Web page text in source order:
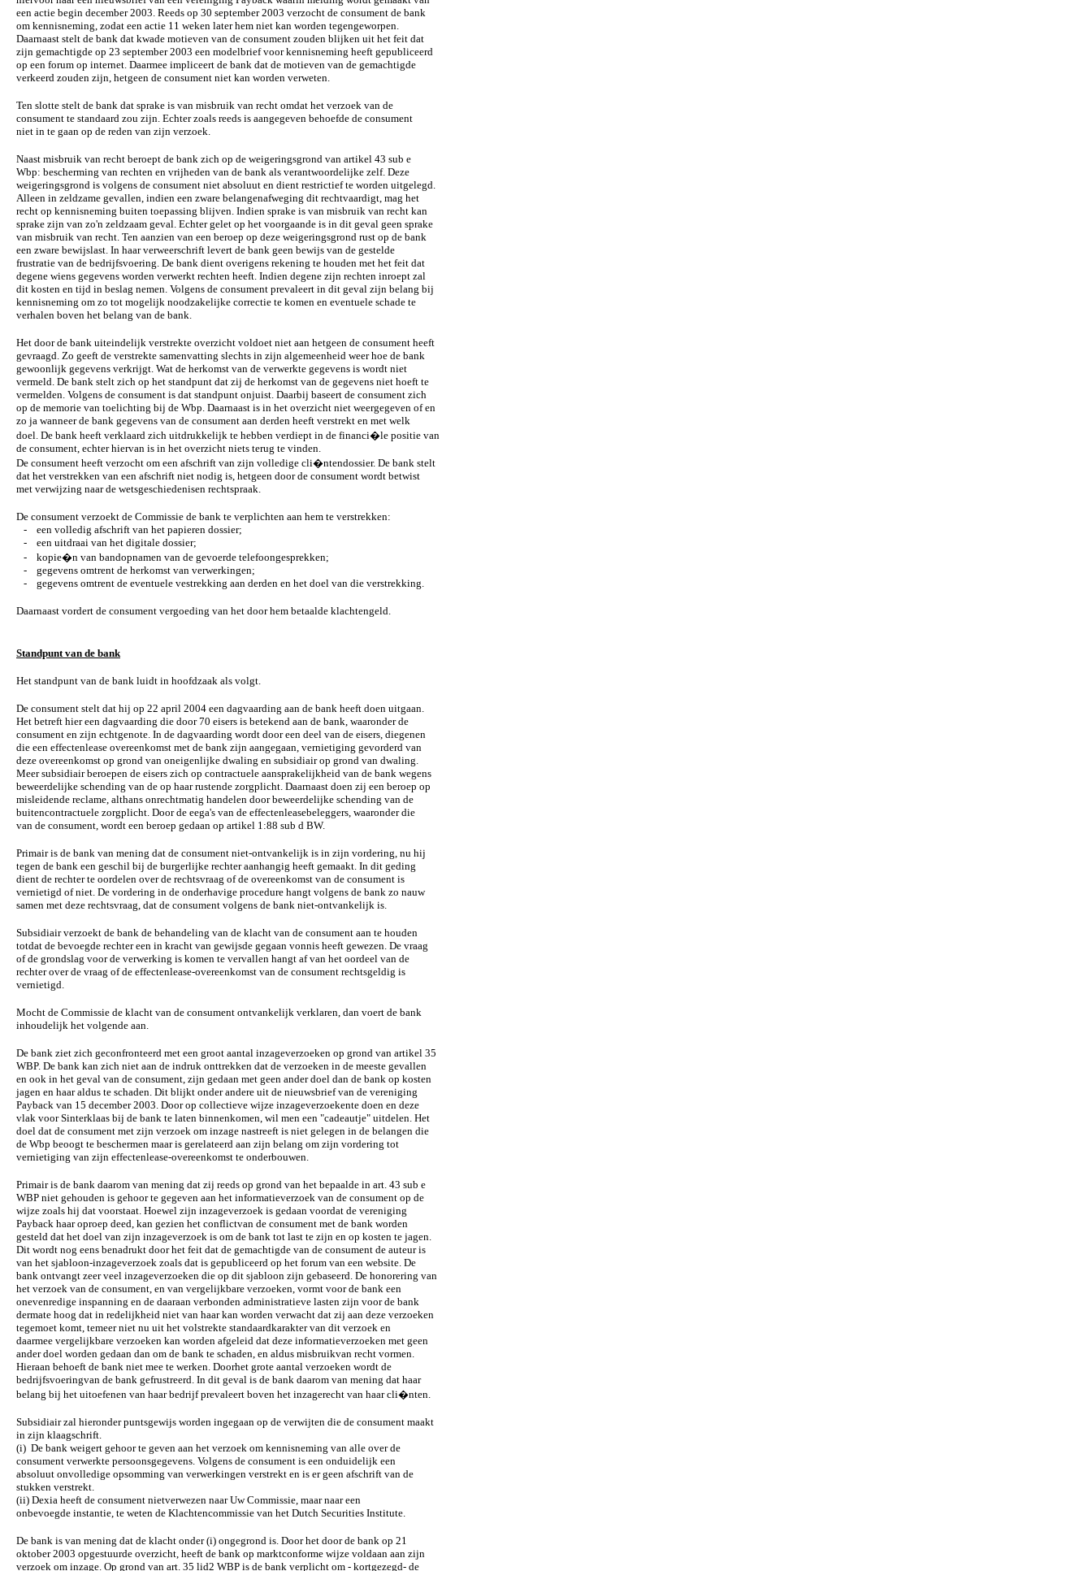
een actie begin december 2003. Reeds op 30 september 2003 verzocht de consument de bank
om kennisneming, zodat een actie 11 weken later hem niet kan worden tegengeworpen.
Daarnaast stelt de bank dat kwade motieven van de consument zouden blijken uit het feit dat
zijn gemachtigde op 23 september 2003 een modelbrief voor kennisneming heeft gepubliceerd
op een forum op internet. Daarmee impliceert de bank dat de motieven van de gemachtigde
verkeerd zouden zijn, hetgeen de consument niet kan worden verweten.
Ten slotte stelt de bank dat sprake is van misbruik van recht omdat het verzoek van de
consument te standaard zou zijn. Echter zoals reeds is aangegeven behoefde de consument
niet in te gaan op de reden van zijn verzoek.
Naast misbruik van recht beroept de bank zich op de weigeringsgrond van artikel 43 sub e
Wbp: bescherming van rechten en vrijheden van de bank als verantwoordelijke zelf. Deze
weigeringsgrond is volgens de consument niet absoluut en dient restrictief te worden uitgelegd.
Alleen in zeldzame gevallen, indien een zware belangenafweging dit rechtvaardigt, mag het
recht op kennisneming buiten toepassing blijven. Indien sprake is van misbruik van recht kan
sprake zijn van zo'n zeldzaam geval. Echter gelet op het voorgaande is in dit geval geen sprake
van misbruik van recht. Ten aanzien van een beroep op deze weigeringsgrond rust op de bank
een zware bewijslast. In haar verweerschrift levert de bank geen bewijs van de gestelde
frustratie van de bedrijfsvoering. De bank dient overigens rekening te houden met het feit dat
degene wiens gegevens worden verwerkt rechten heeft. Indien degene zijn rechten inroept zal
dit kosten en tijd in beslag nemen. Volgens de consument prevaleert in dit geval zijn belang bij
kennisneming om zo tot mogelijk noodzakelijke correctie te komen en eventuele schade te
verhalen boven het belang van de bank.
Het door de bank uiteindelijk verstrekte overzicht voldoet niet aan hetgeen de consument heeft
gevraagd. Zo geeft de verstrekte samenvatting slechts in zijn algemeenheid weer hoe de bank
gewoonlijk gegevens verkrijgt. Wat de herkomst van de verwerkte gegevens is wordt niet
vermeld. De bank stelt zich op het standpunt dat zij de herkomst van de gegevens niet hoeft te
vermelden. Volgens de consument is dat standpunt onjuist. Daarbij baseert de consument zich
op de memorie van toelichting bij de Wbp. Daarnaast is in het overzicht niet weergegeven of en
zo ja wanneer de bank gegevens van de consument aan derden heeft verstrekt en met welk
doel. De bank heeft verklaard zich uitdrukkelijk te hebben verdiept in de financi�le positie van
de consument, echter hiervan is in het overzicht niets terug te vinden.
De consument heeft verzocht om een afschrift van zijn volledige cli�ntendossier. De bank stelt
dat het verstrekken van een afschrift niet nodig is, hetgeen door de consument wordt betwist
met verwijzing naar de wetsgeschiedenisen rechtspraak.
De consument verzoekt de Commissie de bank te verplichten aan hem te verstrekken:
- een volledig afschrift van het papieren dossier;
- een uitdraai van het digitale dossier;
- kopie�n van bandopnamen van de gevoerde telefoongesprekken;
- gegevens omtrent de herkomst van verwerkingen;
- gegevens omtrent de eventuele vestrekking aan derden en het doel van die verstrekking.
Daarnaast vordert de consument vergoeding van het door hem betaalde klachtengeld.
Standpunt van de bank
Het standpunt van de bank luidt in hoofdzaak als volgt.
De consument stelt dat hij op 22 april 2004 een dagvaarding aan de bank heeft doen uitgaan.
Het betreft hier een dagvaarding die door 70 eisers is betekend aan de bank, waaronder de
consument en zijn echtgenote. In de dagvaarding wordt door een deel van de eisers, diegenen
die een effectenlease overeenkomst met de bank zijn aangegaan, vernietiging gevorderd van
deze overeenkomst op grond van oneigenlijke dwaling en subsidiair op grond van dwaling.
Meer subsidiair beroepen de eisers zich op contractuele aansprakelijkheid van de bank wegens
beweerdelijke schending van de op haar rustende zorgplicht. Daarnaast doen zij een beroep op
misleidende reclame, althans onrechtmatig handelen door beweerdelijke schending van de
buitencontractuele zorgplicht. Door de eega's van de effectenleasebeleggers, waaronder die
van de consument, wordt een beroep gedaan op artikel 1:88 sub d BW.
Primair is de bank van mening dat de consument niet-ontvankelijk is in zijn vordering, nu hij
tegen de bank een geschil bij de burgerlijke rechter aanhangig heeft gemaakt. In dit geding
dient de rechter te oordelen over de rechtsvraag of de overeenkomst van de consument is
vernietigd of niet. De vordering in de onderhavige procedure hangt volgens de bank zo nauw
samen met deze rechtsvraag, dat de consument volgens de bank niet-ontvankelijk is.
Subsidiair verzoekt de bank de behandeling van de klacht van de consument aan te houden
totdat de bevoegde rechter een in kracht van gewijsde gegaan vonnis heeft gewezen. De vraag
of de grondslag voor de verwerking is komen te vervallen hangt af van het oordeel van de
rechter over de vraag of de effectenlease-overeenkomst van de consument rechtsgeldig is
vernietigd.
Mocht de Commissie de klacht van de consument ontvankelijk verklaren, dan voert de bank
inhoudelijk het volgende aan.
De bank ziet zich geconfronteerd met een groot aantal inzageverzoeken op grond van artikel 35
WBP. De bank kan zich niet aan de indruk onttrekken dat de verzoeken in de meeste gevallen
en ook in het geval van de consument, zijn gedaan met geen ander doel dan de bank op kosten
jagen en haar aldus te schaden. Dit blijkt onder andere uit de nieuwsbrief van de vereniging
Payback van 15 december 2003. Door op collectieve wijze inzageverzoekente doen en deze
vlak voor Sinterklaas bij de bank te laten binnenkomen, wil men een "cadeautje" uitdelen. Het
doel dat de consument met zijn verzoek om inzage nastreeft is niet gelegen in de belangen die
de Wbp beoogt te beschermen maar is gerelateerd aan zijn belang om zijn vordering tot
vernietiging van zijn effectenlease-overeenkomst te onderbouwen.
Primair is de bank daarom van mening dat zij reeds op grond van het bepaalde in art. 43 sub e
WBP niet gehouden is gehoor te gegeven aan het informatieverzoek van de consument op de
wijze zoals hij dat voorstaat. Hoewel zijn inzageverzoek is gedaan voordat de vereniging
Payback haar oproep deed, kan gezien het conflictvan de consument met de bank worden
gesteld dat het doel van zijn inzageverzoek is om de bank tot last te zijn en op kosten te jagen.
Dit wordt nog eens benadrukt door het feit dat de gemachtigde van de consument de auteur is
van het sjabloon-inzageverzoek zoals dat is gepubliceerd op het forum van een website. De
bank ontvangt zeer veel inzageverzoeken die op dit sjabloon zijn gebaseerd. De honorering van
het verzoek van de consument, en van vergelijkbare verzoeken, vormt voor de bank een
onevenredige inspanning en de daaraan verbonden administratieve lasten zijn voor de bank
dermate hoog dat in redelijkheid niet van haar kan worden verwacht dat zij aan deze verzoeken
tegemoet komt, temeer niet nu uit het volstrekte standaardkarakter van dit verzoek en
daarmee vergelijkbare verzoeken kan worden afgeleid dat deze informatieverzoeken met geen
ander doel worden gedaan dan om de bank te schaden, en aldus misbruikvan recht vormen.
Hieraan behoeft de bank niet mee te werken. Doorhet grote aantal verzoeken wordt de
bedrijfsvoeringvan de bank gefrustreerd. In dit geval is de bank daarom van mening dat haar
belang bij het uitoefenen van haar bedrijf prevaleert boven het inzagerecht van haar cli�nten.
Subsidiair zal hieronder puntsgewijs worden ingegaan op de verwijten die de consument maakt
in zijn klaagschrift.
(i) De bank weigert gehoor te geven aan het verzoek om kennisneming van alle over de
consument verwerkte persoonsgegevens. Volgens de consument is een onduidelijk een
absoluut onvolledige opsomming van verwerkingen verstrekt en is er geen afschrift van de
stukken verstrekt.
(ii) Dexia heeft de consument nietverwezen naar Uw Commissie, maar naar een
onbevoegde instantie, te weten de Klachtencommissie van het Dutch Securities Institute.
De bank is van mening dat de klacht onder (i) ongegrond is. Door het door de bank op 21
oktober 2003 opgestuurde overzicht, heeft de bank op marktconforme wijze voldaan aan zijn
verzoek om inzage. Op grond van art. 35 lid2 WBP is de bank verplicht om - kortgezegd- de